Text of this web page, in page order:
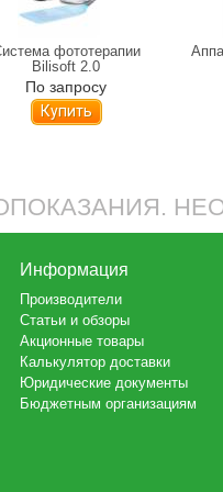
фототерапии
Bilisoft 2.0
По запросу
Купить
Информация
Производители
Статьи и обзоры
Акционные товары
Калькулятор доставки
Юридические документы
Бюджетным организациям